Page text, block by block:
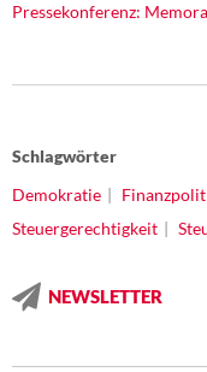
Pressekonferenz:
Schlagwörter
Demokratie
Steuergerechtigkeit
NEWSLETTER